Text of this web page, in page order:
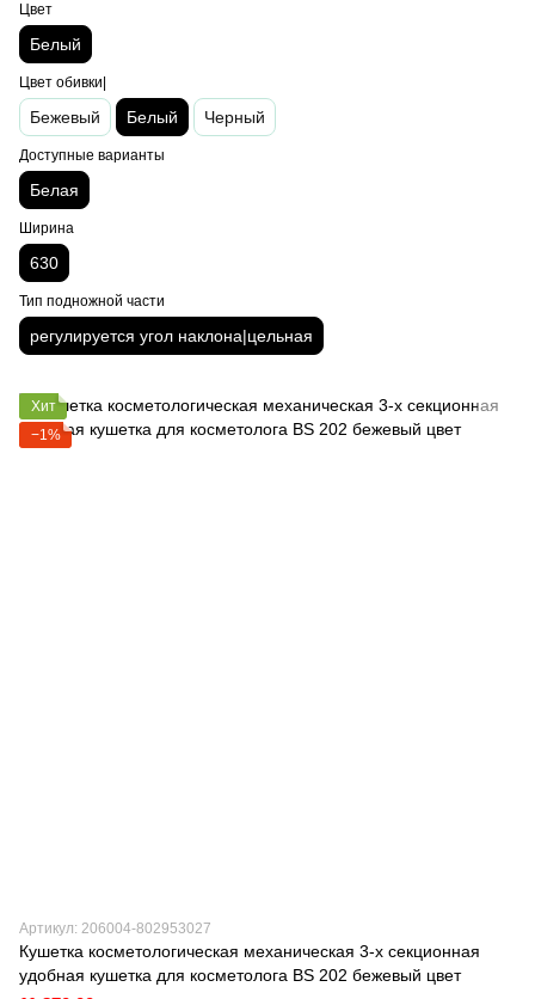
Цвет
Белый
Цвет обивки|
Бежевый Белый Черный
Доступные варианты
Белая
Ширина
630
Тип подножной части
регулируется угол наклона|цельная
Хит
−1%
Артикул: 206004-802953027
Кушетка косметологическая механическая 3-х секционная
удобная кушетка для косметолога BS 202 бежевый цвет